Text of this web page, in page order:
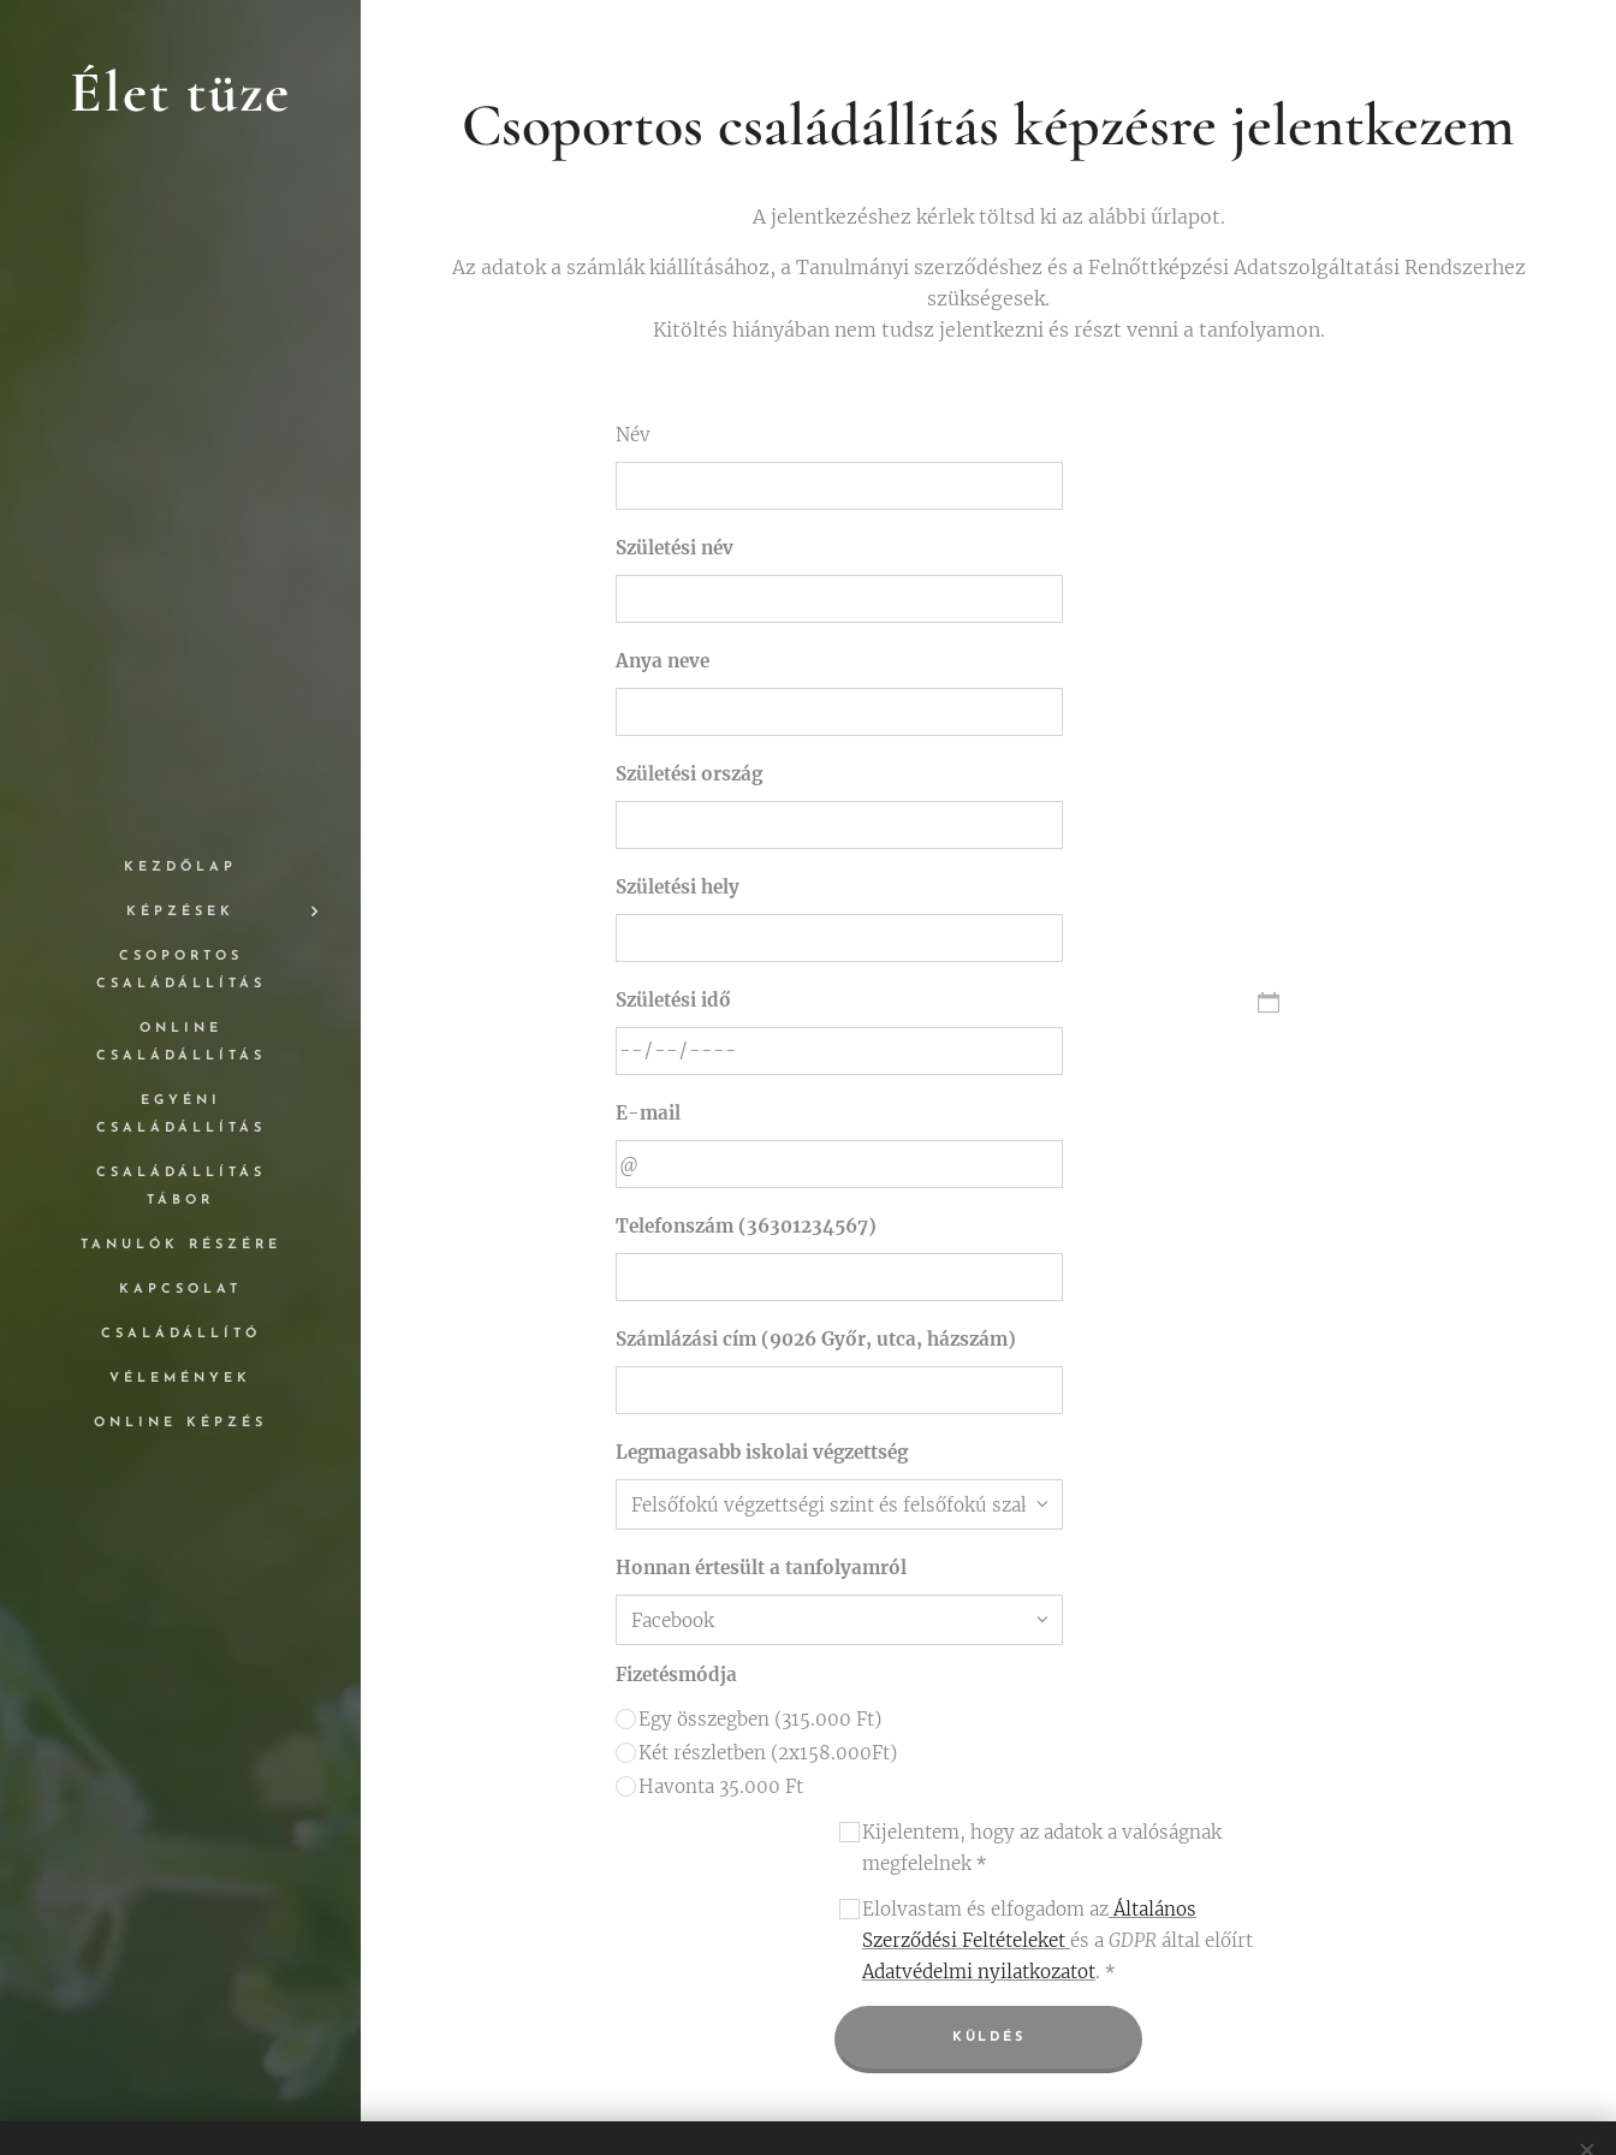
Élet tüze
KEZDŐLAP
KÉPZÉSEK
CSOPORTOS
CSALÁDÁLLÍTÁS
ONLINE
CSALÁDÁLLÍTÁS
EGYÉNI
CSALÁDÁLLÍTÁS
CSALÁDÁLLÍTÁS
TÁBOR
TANULÓK RÉSZÉRE
KAPCSOLAT
CSALÁDÁLLÍTÓ
VÉLEMÉNYEK
ONLINE KÉPZÉS
Csoportos családállítás képzésre jelentkezem
A jelentkezéshez kérlek töltsd ki az alábbi űrlapot.
Az adatok a számlák kiállításához, a Tanulmányi szerződéshez és a Felnőttképzési Adatszolgáltatási Rendszerhez
szükségesek.
Kitöltés hiányában nem tudsz jelentkezni és részt venni a tanfolyamon.
Név
Születési név
Anya neve
Születési ország
Születési hely
Születési idő
E-mail
Telefonszám (36301234567)
Számlázási cím (9026 Győr, utca, házszám)
Legmagasabb iskolai végzettség
Honnan értesült a tanfolyamról
Fizetésmódja
Egy összegben (315.000 Ft)
Két részletben (2x158.000Ft)
Havonta 35.000 Ft
Kijelentem, hogy az adatok a valóságnak
megfelelnek
Elolvastam és elfogadom azÁltalános
Szerződési Feltételeket és a GDPR által előírt
Adatvédelmi nyilatkozatot.
KÜLDÉS